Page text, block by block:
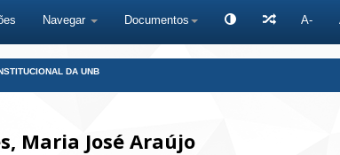
Navegar Documentos A-
DA UNB
Maria José Araújo